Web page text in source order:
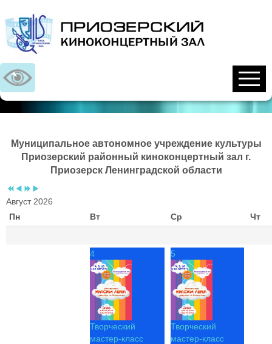
Муниципальное автономное учреждение культуры
Приозерский районный киноконцертный зал г.
Приозерск Ленинградской области
Август 2026
Пн
Вт Ср Чт
4
Творческий
мастер-класс
5
Творческий
мастер-класс